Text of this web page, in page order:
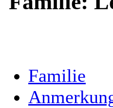
Familie